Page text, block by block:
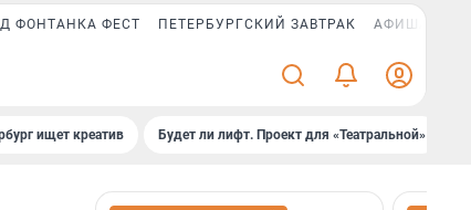
ФОНТАНКА ФЕСТ ПЕТЕРБУРГСКИЙ ЗАВТРАК АФИША PLUS
ищет креатив Будет ли лифт. Проект для «Театральной»